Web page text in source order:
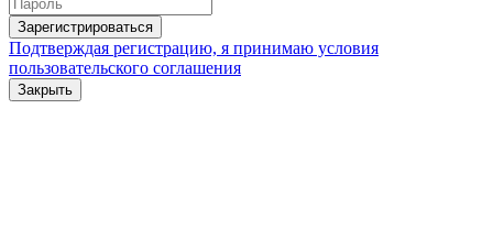
Зарегистрироваться
Подтверждая регистрацию, я принимаю условия
пользовательского соглашения
Закрыть